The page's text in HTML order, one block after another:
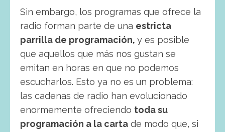
Sin embargo, los programas que ofrece la
radio forman parte de una estricta
parrilla de programación, y es posible
que aquellos que más nos gustan se
emitan en horas en que no podemos
escucharlos. Esto ya no es un problema:
las cadenas de radio han evolucionado
enormemente ofreciendo toda su
programación a la carta de modo que, si